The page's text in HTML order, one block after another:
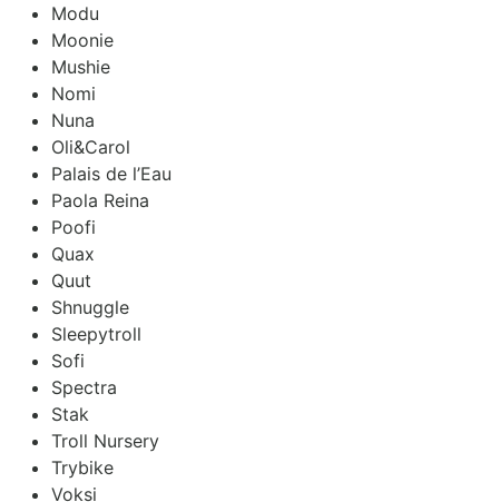
Modu
Moonie
Mushie
Nomi
Nuna
Oli&Carol
Palais de l’Eau
Paola Reina
Poofi
Quax
Quut
Shnuggle
Sleepytroll
Sofi
Spectra
Stak
Troll Nursery
Trybike
Voksi